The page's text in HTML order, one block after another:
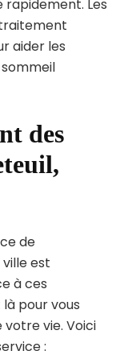
Les
aider les
des
de
est
à ces
pour vous
votre vie. Voici
: